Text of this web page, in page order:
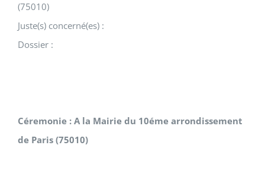
(75010)
Juste(s) concerné(es) :
Dossier :
Céremonie : A la Mairie du 10éme arrondissement
de Paris (75010)